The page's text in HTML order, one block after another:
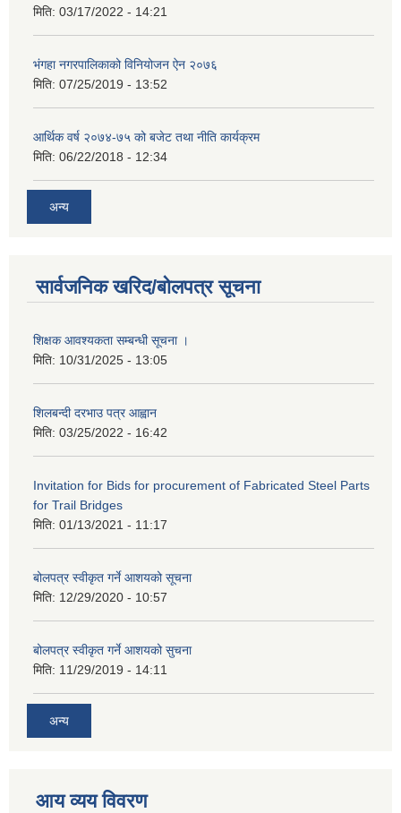
मिति: 03/17/2022 - 14:21
भंगहा नगरपालिकाको विनियोजन ऐन २०७६
मिति: 07/25/2019 - 13:52
आर्थिक वर्ष २०७४-७५ को बजेट तथा नीति कार्यक्रम
मिति: 06/22/2018 - 12:34
अन्य
सार्वजनिक खरिद/बोलपत्र सूचना
शिक्षक आवश्यकता सम्बन्धी सूचना ।
मिति: 10/31/2025 - 13:05
शिलबन्दी दरभाउ पत्र आह्वान
मिति: 03/25/2022 - 16:42
Invitation for Bids for procurement of Fabricated Steel Parts
for Trail Bridges
मिति: 01/13/2021 - 11:17
बोलपत्र स्वीकृत गर्ने आशयको सूचना
मिति: 12/29/2020 - 10:57
बोलपत्र स्वीकृत गर्ने आशयको सुचना
मिति: 11/29/2019 - 14:11
अन्य
आय व्यय विवरण